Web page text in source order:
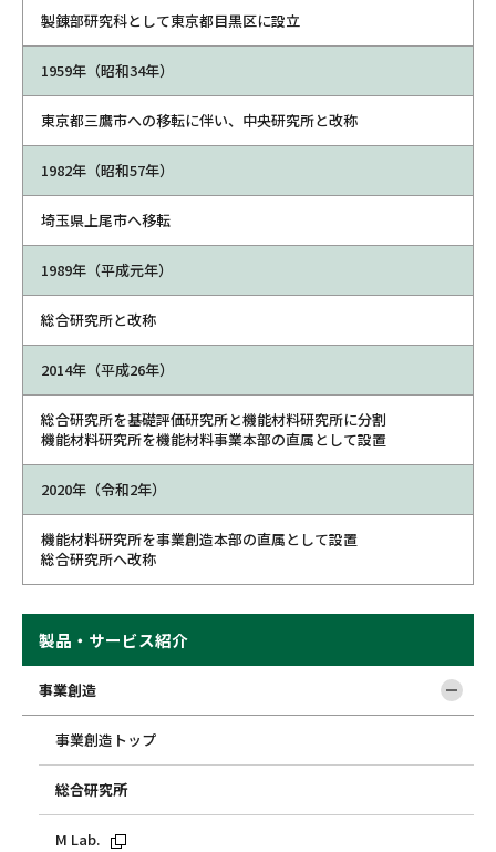
製錬部研究科として東京都目黒区に設立
1959年（昭和34年）
東京都三鷹市への移転に伴い、中央研究所と改称
1982年（昭和57年）
埼玉県上尾市へ移転
1989年（平成元年）
総合研究所と改称
2014年（平成26年）
総合研究所を基礎評価研究所と機能材料研究所に分割
機能材料研究所を機能材料事業本部の直属として設置
2020年（令和2年）
機能材料研究所を事業創造本部の直属として設置
総合研究所へ改称
製品・サービス紹介
事業創造
事業創造トップ
総合研究所
M Lab.